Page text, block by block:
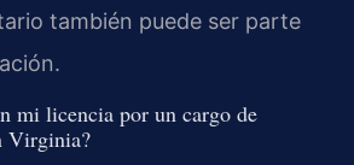
también puede ser parte
mi licencia por un cargo de
Virginia?